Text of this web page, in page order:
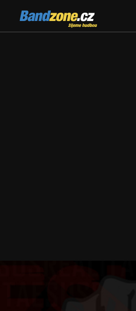
Bandzone.cz
žijeme hudbou